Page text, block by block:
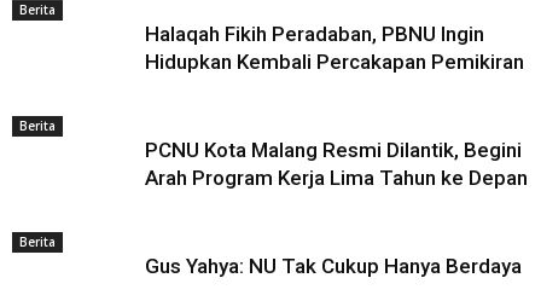
Berita
Halaqah Fikih Peradaban, PBNU Ingin
Hidupkan Kembali Percakapan Pemikiran
Berita
PCNU Kota Malang Resmi Dilantik, Begini
Arah Program Kerja Lima Tahun ke Depan
Berita
Gus Yahya: NU Tak Cukup Hanya Berdaya